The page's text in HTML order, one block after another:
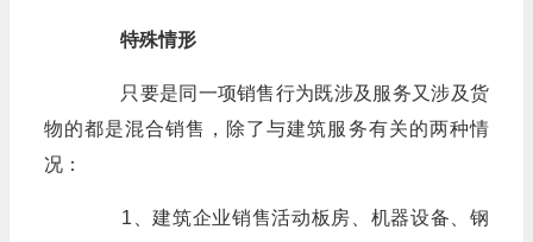
特殊情形
只要是同一项销售行为既涉及服务又涉及货
物的都是混合销售，除了与建筑服务有关的两种情
况：
1、建筑企业销售活动板房、机器设备、钢